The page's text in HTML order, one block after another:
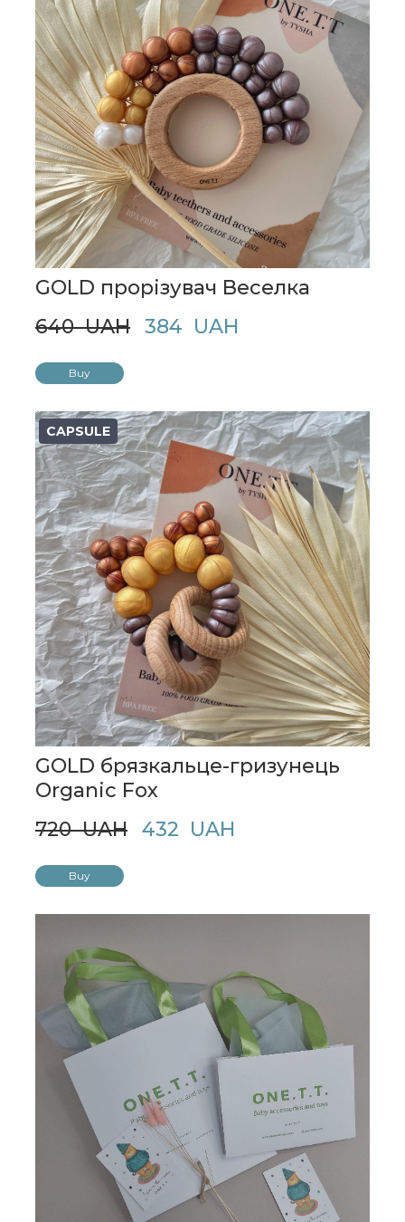
GOLD прорізувач Веселка
640  UAH 384  UAH
Buy
CAPSULE
GOLD брязкальце-гризунець
Organic Fox
720  UAH 432  UAH
Buy